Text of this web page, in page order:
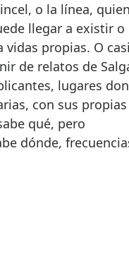
o la línea,
llegar a existir o
propias. O
de relatos de
lugares
con sus propias
qué, pero
dónde,